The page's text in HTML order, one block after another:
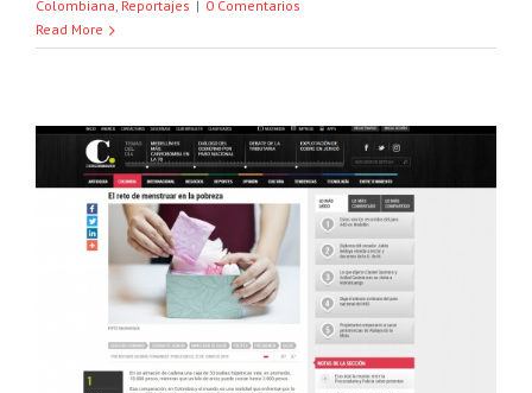
Colombiana Reportajes | 0 Comentarios
Read More